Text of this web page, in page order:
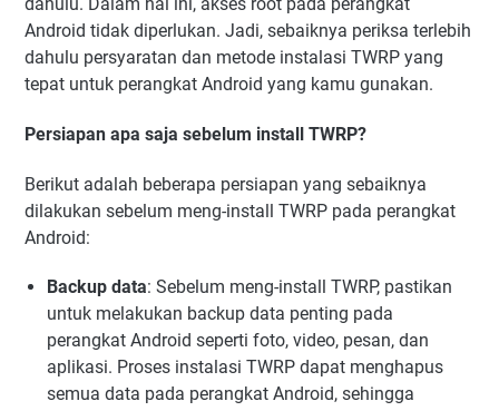
Android tidak diperlukan. Jadi, sebaiknya periksa terlebih
dahulu persyaratan dan metode instalasi TWRP yang
tepat untuk perangkat Android yang kamu gunakan.
Persiapan apa saja sebelum install TWRP?
Berikut adalah beberapa persiapan yang sebaiknya
dilakukan sebelum meng-install TWRP pada perangkat
Android:
Backup data: Sebelum meng-install TWRP, pastikan
untuk melakukan backup data penting pada
perangkat Android seperti foto, video, pesan, dan
aplikasi. Proses instalasi TWRP dapat menghapus
semua data pada perangkat Android, sehingga